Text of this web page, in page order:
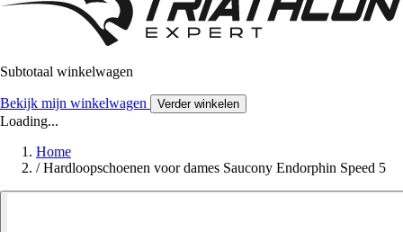
Subtotaal winkelwagen
Bekijk mijn winkelwagen Verder winkelen
Loading...
Home
/ Hardloopschoenen voor dames Saucony Endorphin Speed 5